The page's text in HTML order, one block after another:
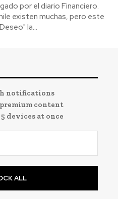
por el diario Financiero.
existen muchas, pero este
la...
notifications
content
devices at once
ALL